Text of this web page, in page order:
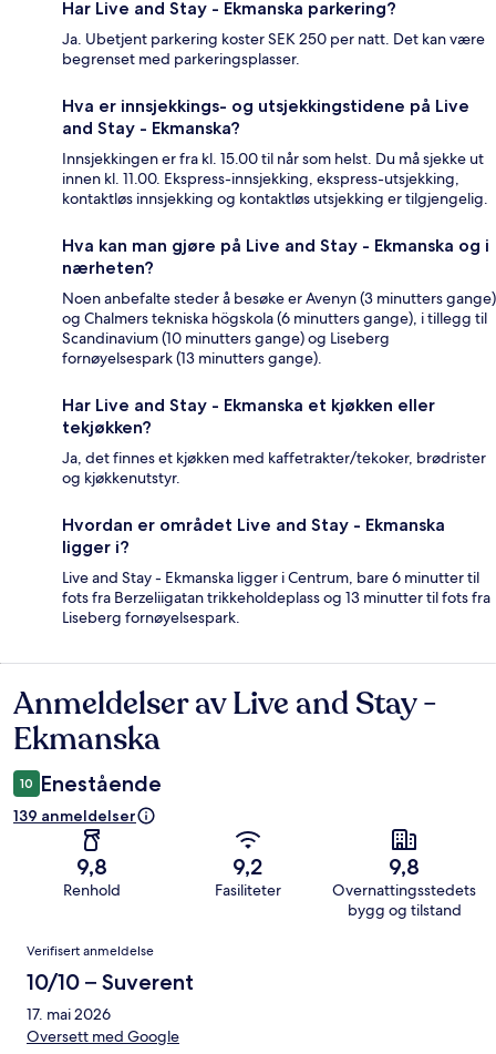
Har Live and Stay - Ekmanska parkering?
Ja. Ubetjent parkering koster SEK 250 per natt. Det kan være
begrenset med parkeringsplasser.
Hva er innsjekkings- og utsjekkingstidene på Live
and Stay - Ekmanska?
Innsjekkingen er fra kl. 15.00 til når som helst. Du må sjekke ut
innen kl. 11.00. Ekspress-innsjekking, ekspress-utsjekking,
kontaktløs innsjekking og kontaktløs utsjekking er tilgjengelig.
Hva kan man gjøre på Live and Stay - Ekmanska og i
nærheten?
Noen anbefalte steder å besøke er Avenyn (3 minutters gange)
og Chalmers tekniska högskola (6 minutters gange), i tillegg til
Scandinavium (10 minutters gange) og Liseberg
fornøyelsespark (13 minutters gange).
Har Live and Stay - Ekmanska et kjøkken eller
tekjøkken?
Ja, det finnes et kjøkken med kaffetrakter/tekoker, brødrister
og kjøkkenutstyr.
Hvordan er området Live and Stay - Ekmanska
ligger i?
Live and Stay - Ekmanska ligger i Centrum, bare 6 minutter til
fots fra Berzeliigatan trikkeholdeplass og 13 minutter til fots fra
Liseberg fornøyelsespark.
Anmeldelser
Anmeldelser av Live and Stay -
Ekmanska
10 Enestående
139 anmeldelser
9,8
Renhold
9,2
Fasiliteter
9,8
Overnattingsstedets
bygg og tilstand
Anmeldelser
Verifisert anmeldelse
10/10 – Suverent
17. mai 2026
Oversett med Google